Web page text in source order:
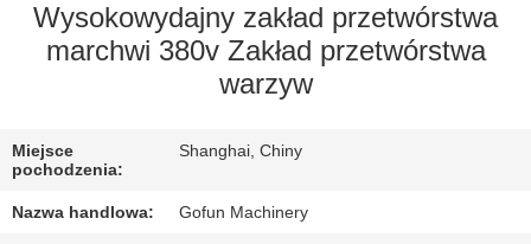
NAS
PO
FABRYCE
Wysokowydajny zakład przetwórstwa
marchwi 380v Zakład przetwórstwa
warzyw
Miejsce
pochodzenia:
Shanghai, Chiny
Nazwa handlowa: Gofun Machinery